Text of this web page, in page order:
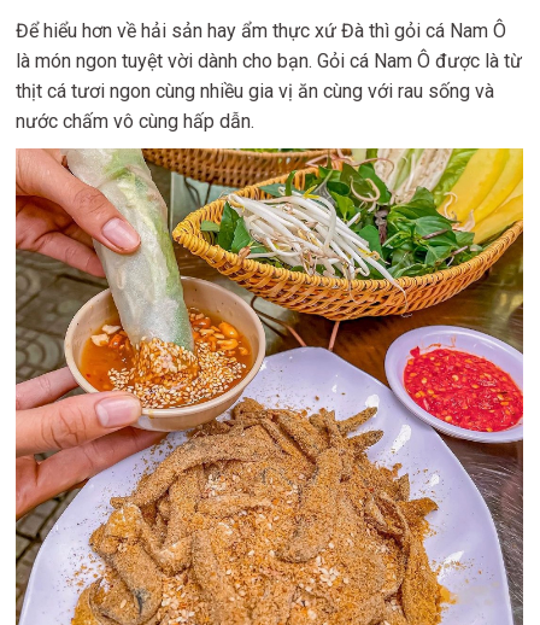
Để hiểu hơn về hải sản hay ẩm thực xứ Đà thì gỏi cá Nam Ô
là món ngon tuyệt vời dành cho bạn. Gỏi cá Nam Ô được là từ
thịt cá tươi ngon cùng nhiều gia vị ăn cùng với rau sống và
nước chấm vô cùng hấp dẫn.